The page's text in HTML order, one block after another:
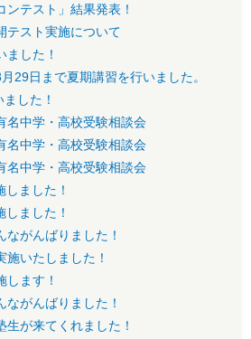
テスト」結果発表！
テスト実施について
ました！
29日まで夏期講習を行いました。
した！
名中学・高校受験相談会
名中学・高校受験相談会
名中学・高校受験相談会
しました！
しました！
ながんばりました！
いたしました！
します！
ながんばりました！
が来てくれました！